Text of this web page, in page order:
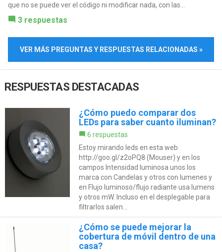
que no se puede ver el código ni modificar nada, con las...
3 respuestas
VER MÁS PREGUNTAS Y RESPUESTAS RELACIONADAS »
RESPUESTAS DESTACADAS
¿Cómo puedo comparar dos
LEDs para saber cuanto iluminan?
6 respuestas
Estoy mirando leds en esta web
http://goo.gl/z2oPQ8 (Mouser) y en los
campos Intensidad luminosa unos los
marca con Candelas y otros con lumenes y
en Flujo luminoso/flujo radiante usa lumens
y otros mW. Incluso en el desplegable para
filtrarlos salen...
¿Cómo se puede mejorar la
cobertura de móvil dentro de una
casa?